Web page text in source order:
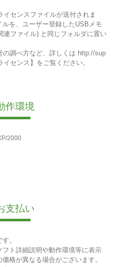
イセンスファイルが送付されま
を、ユーザー登録したUSBメモ
連ファイル) と同じフォルダに置い
の調べ方など、詳しくは http://sup
センス】をご覧ください。
作環境
2000
支払い
。
ト詳細説明や動作環境等に表示
格が異なる場合がございます。